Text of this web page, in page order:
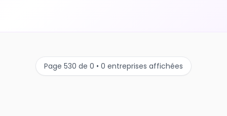
Page 530 de 0 • 0 entreprises affichées